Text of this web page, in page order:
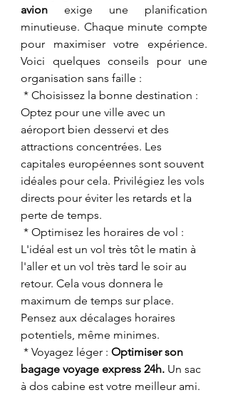
avion exige une planification
minutieuse. Chaque minute compte
pour maximiser votre expérience.
Voici quelques conseils pour une
organisation sans faille :
* Choisissez la bonne destination :
Optez pour une ville avec un
aéroport bien desservi et des
attractions concentrées. Les
capitales européennes sont souvent
idéales pour cela. Privilégiez les vols
directs pour éviter les retards et la
perte de temps.
* Optimisez les horaires de vol :
L'idéal est un vol très tôt le matin à
l'aller et un vol très tard le soir au
retour. Cela vous donnera le
maximum de temps sur place.
Pensez aux décalages horaires
potentiels, même minimes.
* Voyagez léger : Optimiser son
bagage voyage express 24h. Un sac
à dos cabine est votre meilleur ami.